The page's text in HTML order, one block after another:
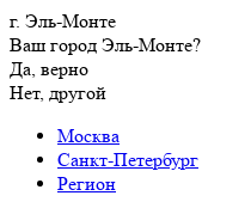
г. Эль-Монте
Ваш город Эль-Монте?
Да, верно
Нет, другой
Москва
Санкт-Петербург
Регион